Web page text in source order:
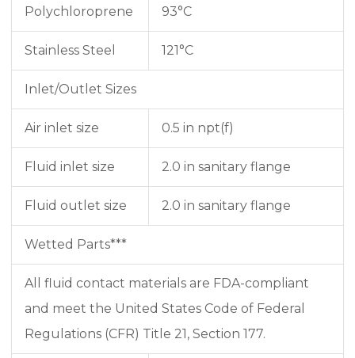
Polychloroprene 93°C
Stainless Steel 121°C
Inlet/Outlet Sizes
Air inlet size 0.5 in npt(f)
Fluid inlet size 2.0 in sanitary flange
Fluid outlet size 2.0 in sanitary flange
Wetted Parts***
All fluid contact materials are FDA-compliant
and meet the United States Code of Federal
Regulations (CFR) Title 21, Section 177.